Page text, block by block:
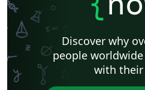
Discover why
people
with their